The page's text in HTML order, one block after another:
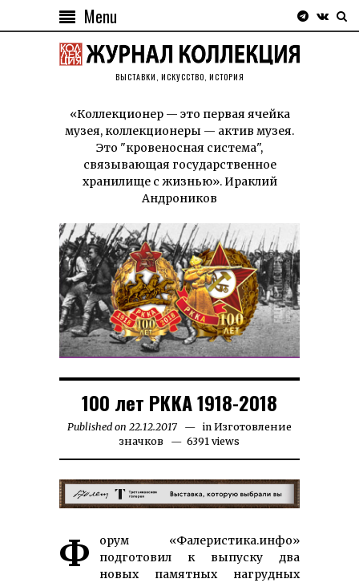
Menu
ВЫСТАВКИ, ИСКУССТВО, ИСТОРИЯ
«Коллекционер — это первая ячейка
музея, коллекционеры — актив музея.
Это "кровеносная система",
связывающая государственное
хранилище с жизнью». Ираклий
Андроников
100 лет РККА 1918-2018
Published on 22.12.2017 28.11.2022
in Изготовление
значков
6391 views
Форум «Фалеристика.инфо»
подготовил к выпуску два
новых памятных нагрудных